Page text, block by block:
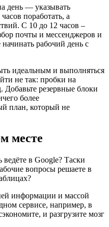
день — указывать
поработать, а
С 10 до 12 часов –
почты и мессенджеров и
рабочий день с
идеальным и выполняться
не так: пробки на
Добавьте резервные блоки
более
план, который не
месте
в Google? Таски
вопросы решаете в
информации и массой
сервисе, например, в
и разгрузите мозг